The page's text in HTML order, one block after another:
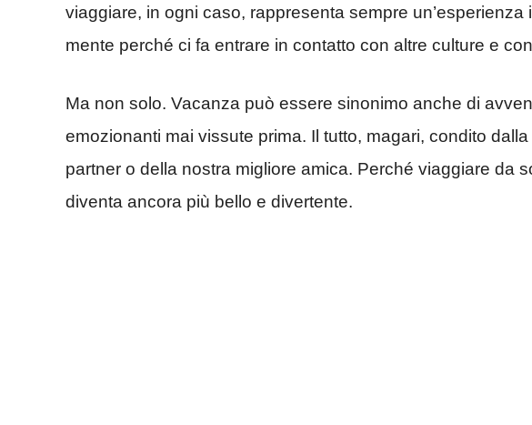
viaggiare, in ogni caso, rappresenta sempre
mente perché ci fa entrare in contatto con altre culture e
Ma non solo. Vacanza può essere sinonimo anche di
emozionanti mai vissute prima. Il tutto, magari, condito
partner o della nostra migliore amica. Perché viaggiare da
diventa ancora più bello e divertente.